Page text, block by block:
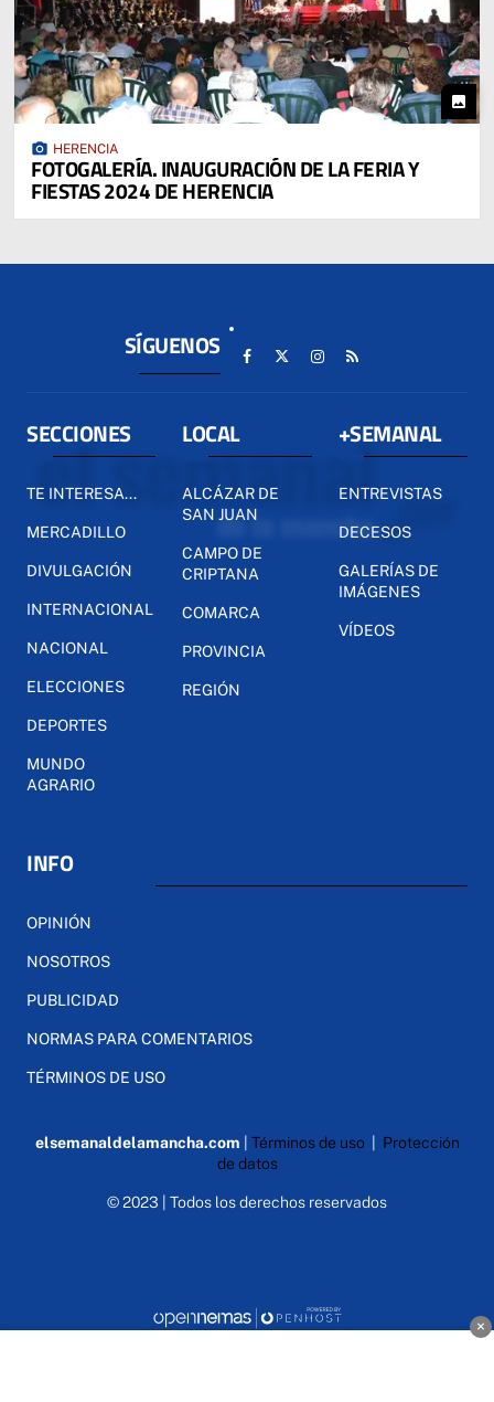
photo
photo_camera HERENCIA
FOTOGALERÍA. INAUGURACIÓN DE LA FERIA Y
FIESTAS 2024 DE HERENCIA
SÍGUENOS
SECCIONES
TE INTERESA...
MERCADILLO
DIVULGACIÓN
INTERNACIONAL
NACIONAL
ELECCIONES
DEPORTES
MUNDO
AGRARIO
LOCAL
ALCÁZAR DE
SAN JUAN
CAMPO DE
CRIPTANA
COMARCA
PROVINCIA
REGIÓN
+SEMANAL
ENTREVISTAS
DECESOS
GALERÍAS DE
IMÁGENES
VÍDEOS
INFO
OPINIÓN
NOSOTROS
PUBLICIDAD
NORMAS PARA COMENTARIOS
TÉRMINOS DE USO
elsemanaldelamancha.com Términos de uso| Protección
de datos
© 2023 | Todos los derechos reservados
×